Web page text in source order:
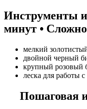
Инструменты
минут •
мелкий
двойной черный
крупный розовый
леска для работы
Пошаговая